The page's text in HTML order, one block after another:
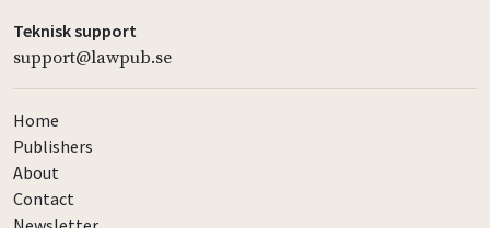
Teknisk support
support@lawpub.se
Home
Publishers
About
Contact